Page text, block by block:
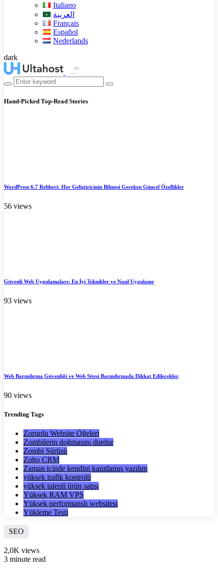
Italiano
العربية
Français
Español
Nederlands
dark
Hand-Picked Top-Read Stories
WordPress 6.7 Rehberi: Her Geliştiricinin Bilmesi Gereken Güncel Özellikler
56 views
Güvenli Web Uygulamaları: En İyi Teknikler ve Nasıl Uygulanır
93 views
Web Barındırma Güvenliği ve Web Sitesi Barındırmada Dikkat Edilecekler
90 views
Trending Tags
Zorunlu Website Öğeleri
Zombilerin doğmasını durdur
Zombi Sürüsü
Zoho CRM
Zaman içinde kendini kanıtlamış yazılım
yüksek trafik kontrolü
yüksek talepli ürün satışı
Yüksek RAM VPS
Yüksek performanslı websitesi
Yükleme Testi
SEO
2,0K views
3 minute read